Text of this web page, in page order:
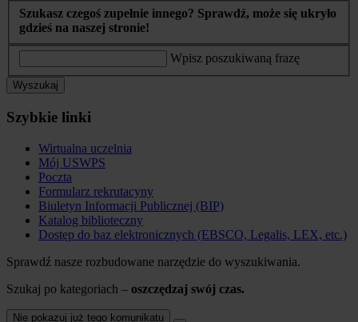
Szukasz czegoś zupełnie innego? Sprawdź, może się ukryło
gdzieś na naszej stronie!
Wpisz poszukiwaną frazę
Wyszukaj
Szybkie linki
Wirtualna uczelnia
Mój USWPS
Poczta
Formularz rekrutacyny
Biuletyn Informacji Publicznej (BIP)
Katalog biblioteczny
Dostęp do baz elektronicznych (EBSCO, Legalis, LEX, etc.)
Sprawdź nasze rozbudowane narzędzie do wyszukiwania.
Szukaj po kategoriach – oszczędzaj swój czas.
Nie pokazuj już tego komunikatu